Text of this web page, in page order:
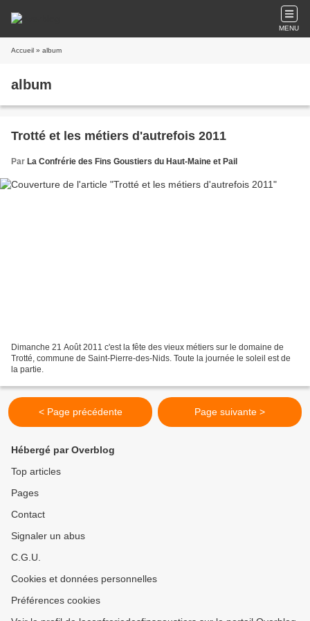
MENU
Accueil » album
album
Trotté et les métiers d'autrefois 2011
Par La Confrérie des Fins Goustiers du Haut-Maine et Pail
Dimanche 21 Août 2011 c'est la fête des vieux métiers sur le domaine de
Trotté, commune de Saint-Pierre-des-Nids. Toute la journée le soleil est de
la partie.
< Page précédente Page suivante >
Hébergé par Overblog
Top articles
Pages
Contact
Signaler un abus
C.G.U.
Cookies et données personnelles
Préférences cookies